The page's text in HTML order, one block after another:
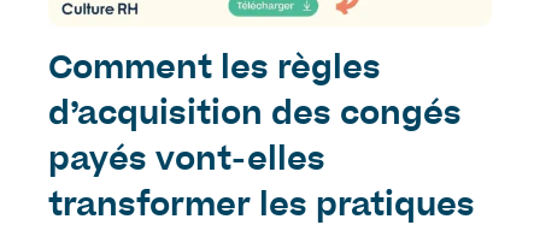
Comment les règles
d’acquisition des congés
payés vont-elles
transformer les pratiques